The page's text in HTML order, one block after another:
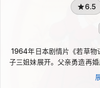
6.5
1964年日本剧情片《若草物
子三姐妹展开。父亲勇造再
出嫁的长姐早苗，并开始在
摄影师的青梅竹马次郎，感